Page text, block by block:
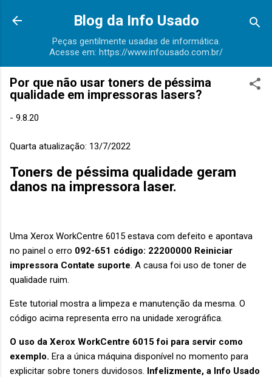
Pular para o conteúdo principal
Blog da Info Usado
Peças gentilmente usadas de informática.
Acesse em: https://www.infousado.com.br/
Por que não usar toners de péssima
qualidade em impressoras lasers?
- 9.8.20
Quarta atualização: 13/7/2022
Toners de péssima qualidade geram
danos na impressora laser.
Uma Xerox WorkCentre 6015 estava com defeito e apontava
no painel o erro 092-651 código: 22200000 Reiniciar
impressora Contate suporte. A causa foi uso de toner de
qualidade ruim.
Este tutorial mostra a limpeza e manutenção da mesma. O
código acima representa erro na unidade xerográfica.
O uso da Xerox WorkCentre 6015 foi para servir como
exemplo. Era a única máquina disponível no momento para
explicitar sobre toners duvidosos. Infelizmente, a Info Usado